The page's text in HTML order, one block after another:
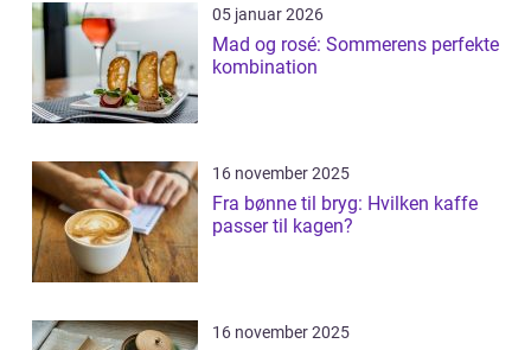
05 januar 2026
Mad og rosé: Sommerens perfekte
kombination
16 november 2025
Fra bønne til bryg: Hvilken kaffe
passer til kagen?
16 november 2025